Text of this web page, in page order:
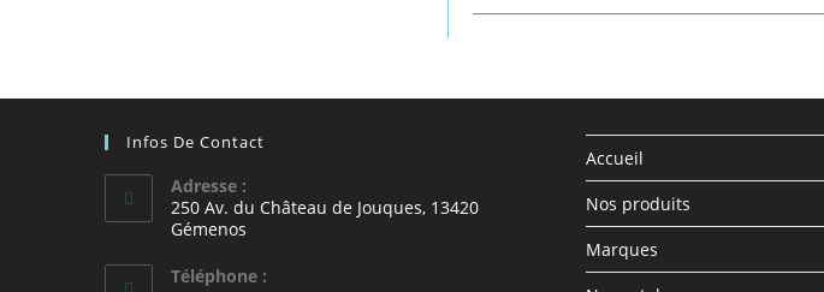
Infos De Contact
Adresse :
250 Av. du Château de Jouques, 13420
Gémenos
Téléphone :
Accueil
Nos produits
Marques